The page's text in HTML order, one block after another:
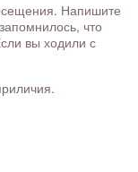
Напишите
что
вы ходили с